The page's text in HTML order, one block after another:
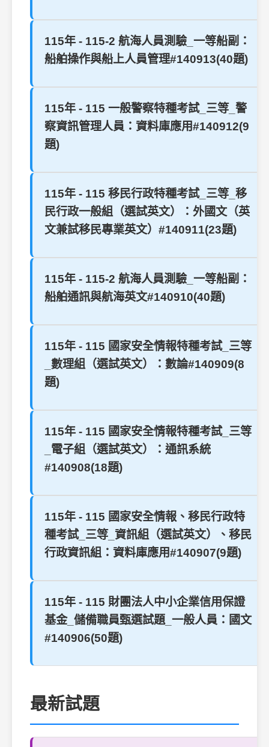
115年 - 115-2 航海人員測驗_一等船副：
船舶操作與船上人員管理#140913(40題)
115年 - 115 一般警察特種考試_三等_警
察資訊管理人員：資料庫應用#140912(9
題)
115年 - 115 移民行政特種考試_三等_移
民行政一般組（選試英文）：外國文（英
文兼試移民專業英文）#140911(23題)
115年 - 115-2 航海人員測驗_一等船副：
船舶通訊與航海英文#140910(40題)
115年 - 115 國家安全情報特種考試_三等
_數理組（選試英文）：數論#140909(8
題)
115年 - 115 國家安全情報特種考試_三等
_電子組（選試英文）：通訊系統
#140908(18題)
115年 - 115 國家安全情報、移民行政特
種考試_三等_資訊組（選試英文）、移民
行政資訊組：資料庫應用#140907(9題)
115年 - 115 財團法人中小企業信用保證
基金_儲備職員甄選試題_一般人員：國文
#140906(50題)
最新試題